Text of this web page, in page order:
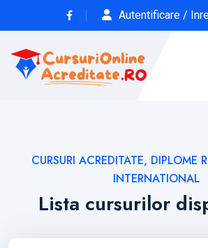
Autentificare /
CURSURI ACREDITATE, DIPLOME
INTERNATIONAL
Lista cursurilor